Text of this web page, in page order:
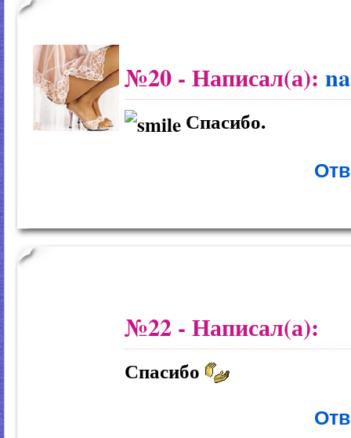
№20 - Написал(а):
Спасибо.
№22 - Написал(а):
Спасибо